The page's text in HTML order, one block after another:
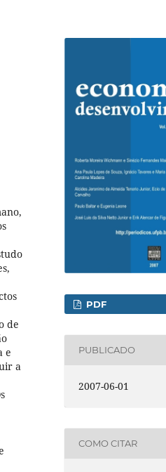
de
e
a
PDF
PUBLICADO
2007-06-01
COMO CITAR